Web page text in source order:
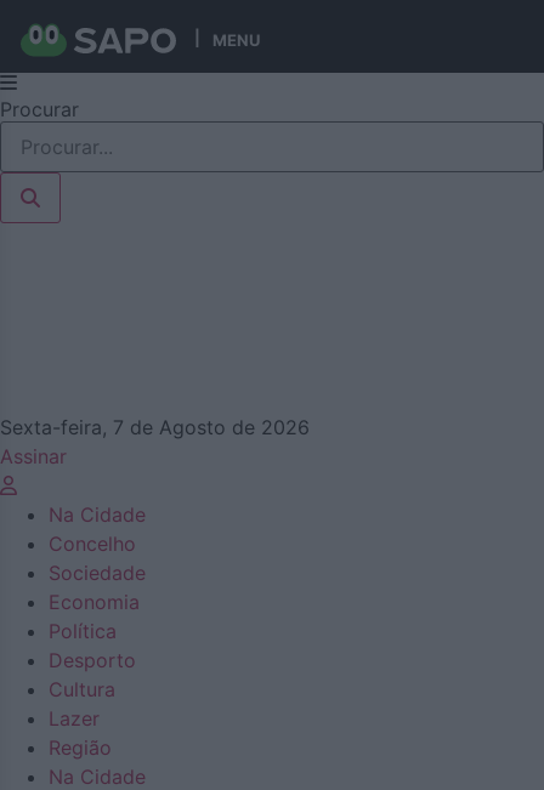
MENU
Pular
para
conteúdo
Procurar
Sexta-feira, 7 de Agosto de 2026
Assinar
Na Cidade
Concelho
Sociedade
Economia
Política
Desporto
Cultura
Lazer
Região
Na Cidade